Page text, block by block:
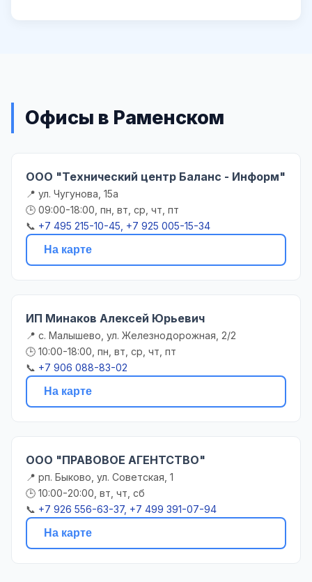
Офисы в Раменском
ООО "Технический центр Баланс - Информ"
📍 ул. Чугунова, 15а
🕒 09:00-18:00, пн, вт, ср, чт, пт
📞 +7 495 215-10-45, +7 925 005-15-34
На карте
ИП Минаков Алексей Юрьевич
📍 с. Малышево, ул. Железнодорожная, 2/2
🕒 10:00-18:00, пн, вт, ср, чт, пт
📞 +7 906 088-83-02
На карте
ООО "ПРАВОВОЕ АГЕНТСТВО"
📍 рп. Быково, ул. Советская, 1
🕒 10:00-20:00, вт, чт, сб
📞 +7 926 556-63-37, +7 499 391-07-94
На карте